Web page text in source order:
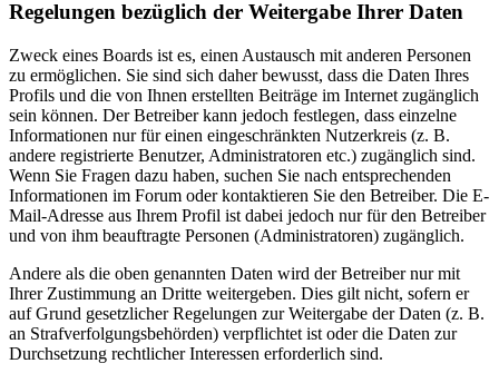
Regelungen bezüglich der Weitergabe Ihrer Daten
Zweck eines Boards ist es, einen Austausch mit anderen Personen
zu ermöglichen. Sie sind sich daher bewusst, dass die Daten Ihres
Profils und die von Ihnen erstellten Beiträge im Internet zugänglich
sein können. Der Betreiber kann jedoch festlegen, dass einzelne
Informationen nur für einen eingeschränkten Nutzerkreis (z. B.
andere registrierte Benutzer, Administratoren etc.) zugänglich sind.
Wenn Sie Fragen dazu haben, suchen Sie nach entsprechenden
Informationen im Forum oder kontaktieren Sie den Betreiber. Die E-
Mail-Adresse aus Ihrem Profil ist dabei jedoch nur für den Betreiber
und von ihm beauftragte Personen (Administratoren) zugänglich.
Andere als die oben genannten Daten wird der Betreiber nur mit
Ihrer Zustimmung an Dritte weitergeben. Dies gilt nicht, sofern er
auf Grund gesetzlicher Regelungen zur Weitergabe der Daten (z. B.
an Strafverfolgungsbehörden) verpflichtet ist oder die Daten zur
Durchsetzung rechtlicher Interessen erforderlich sind.